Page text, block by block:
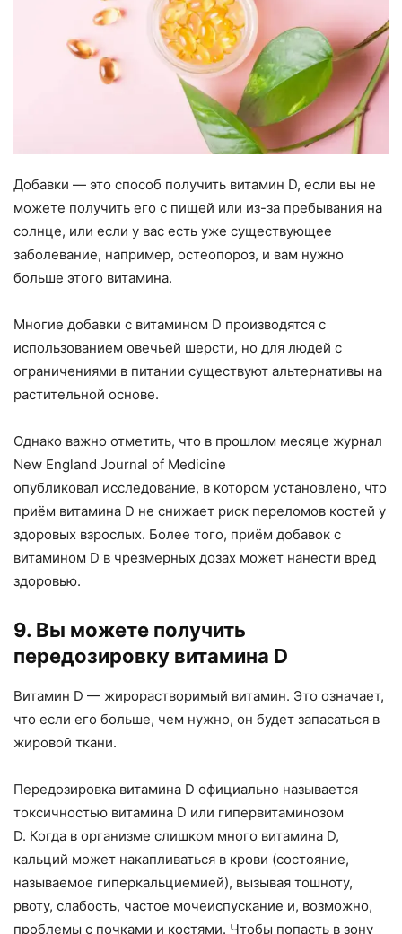
Добавки — это способ получить витамин D, если вы не
можете получить его с пищей или из-за пребывания на
солнце, или если у вас есть уже существующее
заболевание, например, остеопороз, и вам нужно
больше этого витамина.
Многие добавки с витамином D производятся с
использованием овечьей шерсти, но для людей с
ограничениями в питании существуют альтернативы на
растительной основе.
Однако важно отметить, что в прошлом месяце журнал
New England Journal of Medicine
опубликовал исследование, в котором установлено, что
приём витамина D не снижает риск переломов костей у
здоровых взрослых. Более того, приём добавок с
витамином D в чрезмерных дозах может нанести вред
здоровью.
9. Вы можете получить
передозировку витамина D
Витамин D — жирорастворимый витамин. Это означает,
что если его больше, чем нужно, он будет запасаться в
жировой ткани.
Передозировка витамина D официально называется
токсичностью витамина D или гипервитаминозом
D. Когда в организме слишком много витамина D,
кальций может накапливаться в крови (состояние,
называемое гиперкальциемией), вызывая тошноту,
рвоту, слабость, частое мочеиспускание и, возможно,
проблемы с почками и костями. Чтобы попасть в зону